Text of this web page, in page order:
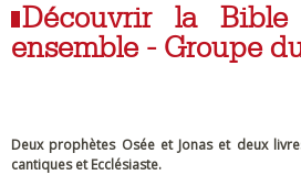
Découvrir la
ensemble - Groupe
Deux prophètes Osée et Jonas et deux
cantiques et Ecclésiaste.